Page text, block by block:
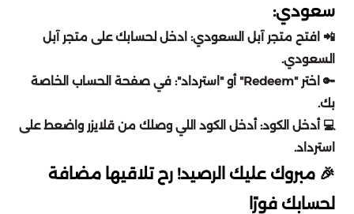
تقسيط لوف أند سبيس
تقسيط كريستال أوف أتلان
تقسيط موبايل ليجيند
تقسيط دلتا فورس
دلتا فورس
أيقي بارتي
لايف أفتر
بنيشيق
سبلاش
لايف ستايل
محمصة الرياض
رد تاغ
بدي ماسترز
المطار
سعودي:
📲 افتح متجر آبل السعودي: ادخل لحسابك على متجر آبل
السعودي.
🔑 اختر "Redeem" أو "استرداد": في صفحة الحساب الخاصة
بك.
💻 أدخل الكود: أدخل الكود اللي وصلك من قلايزر واضعط على
استرداد.
🎉 مبروك عليك الرصيد! رح تلاقيها مضافة
لحسابك فورًا